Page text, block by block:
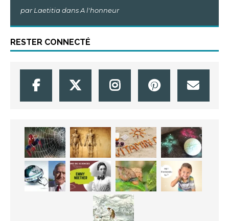
par Laetitia dans A l'honneur
RESTER CONNECTÉ